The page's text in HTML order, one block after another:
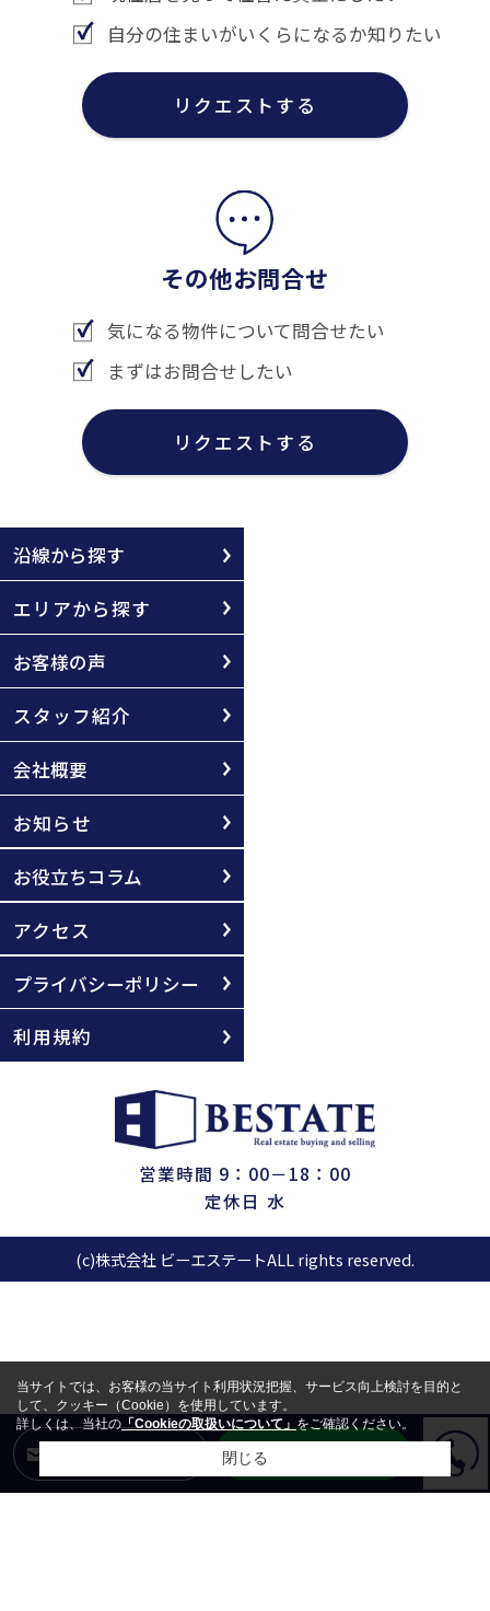
自分の住まいがいくらになるか知りたい
リクエストする
その他お問合せ
気になる物件について問合せたい
まずはお問合せしたい
リクエストする
沿線から探す
エリアから探す
お客様の声
スタッフ紹介
会社概要
お知らせ
お役立ちコラム
アクセス
プライバシーポリシー
利用規約
営業時間 9：00－18：00
定休日 水
(c)株式会社 ビーエステートALL rights reserved.
LINEからお問合せ
当サイトでは、お客様の当サイト利用状況把握、サービス向上検討を目的と
して、クッキー（Cookie）を使用しています。
詳しくは、当社の「Cookieの取扱いについて」をご確認ください。
閉じる